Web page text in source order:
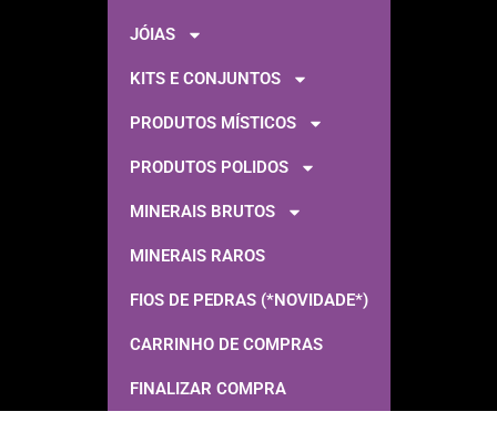
JÓIAS
KITS E CONJUNTOS
PRODUTOS MÍSTICOS
PRODUTOS POLIDOS
MINERAIS BRUTOS
MINERAIS RAROS
FIOS DE PEDRAS (*NOVIDADE*)
CARRINHO DE COMPRAS
FINALIZAR COMPRA